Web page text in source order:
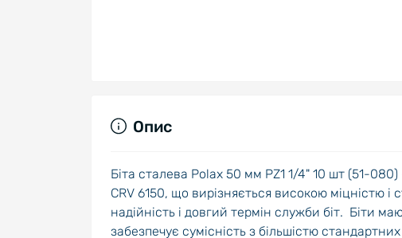
Опис
Біта сталева Polax 50 мм PZ1 1/4" 10 шт (51-080)
CRV 6150, що вирізняється високою міцністю
надійність і довгий термін служби біт. Біти
забезпечує сумісність з більшістю